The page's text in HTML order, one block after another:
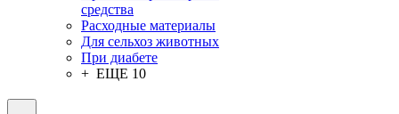
средства
Расходные материалы
Для сельхоз животных
При диабете
+ ЕЩЕ 10